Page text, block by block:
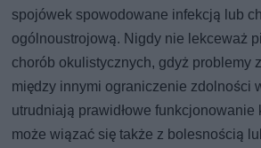
spojówek spowodowane infekcją lub
ogólnoustrojową. Nigdy nie lekceważ
chorób okulistycznych, gdyż problemy
między innymi ograniczenie zdolności
utrudniają prawidłowe funkcjonowanie
może wiązać się także z bolesnością